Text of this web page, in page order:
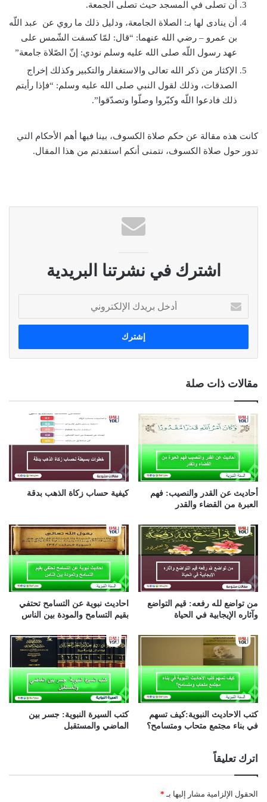
أن تصلى في المسجد حيث تصلى الجمعة.
أن ينادى لها بـ: الصلاة الجامعة، ودليل ذلك ما روي عن عبد اللّه
بن عمرو – رضي الله عنهما: “قال‏:‏ لمّا كسفت الشّمس على
عهد رسول اللّه صلى الله عليه وسلم نودي‏:‏ إنّ الصّلاة جامعة”
الإكثار من ذكر الله تعالى والاستغفار والتكبير وكذلك إخراج
الصدقات، وذلك لقول النبي صلى الله عليه وسلم: “فإذا رأيتم
ذلك فادعوا اللّه وكبّروا وصلّوا وتصدّقوا”.
كانت هذه مقالة عن حكم صلاة الكسوف، بينا فيها أهم الأحكام التي
تدور حول صلاة الكسوف، نتمنى أنكم استفدتم من هذا المقال.
اشترك في نشرتنا البريدية
خ
ب
د
ك
ا
ل
ل
ك
ت
ي
مقالات ذات صلة
أحاديث عن القدر والنصيب: فهم
العبرة من القضاء والقدر
كيفية حساب زكاة الذهب بدقة
من تواضع لله رفعه: قيم التواضع
وآثاره الإيجابية في الحياة
احاديث نبوية عن التسامح تحتفي
بقيم التسامح والمودة بين الناس
كتب الاحاديث النبوية:كيف تسهم
في بناء مجتمع متحاب ومتسامح؟
كتب السيرة النبوية: جسر بين
الماضي والمستقبل
اترك تعليقاً
الحقول الإلزامية مشار إليها بـ *